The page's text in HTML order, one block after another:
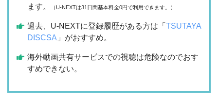
ます。
（U-NEXTは31日間基本料金0円で利用できます。）
過去、U-NEXTに登録履歴がある方は「TSUTAYA
DISCSA 」がおすすめ。
海外動画共有サービスでの視聴は危険なのでおす
すめできない。